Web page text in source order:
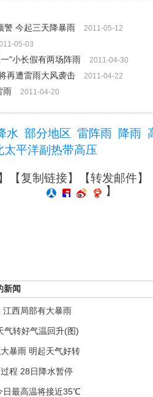
警 今起三天降暴雨
2011-05-12
05-03
"小长假有两场阵雨 2011-04-30
再遭雷雨大风袭击 2011-04-22
雨 2011-04-20
水 部分地区 雷阵雨 降雨
太平洋副热带高压
【复制链接】【转发邮件】
】
新闻
西局部有大暴雨
气转好气温回升(图)
暴雨 明起天气好转
程 28日降水暂停
日最高温将接近35℃